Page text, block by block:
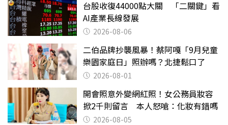
台股收復44000點大關 「二關鍵」看
AI產業長線發展
2026-08-06
二伯品牌抄襲風暴！蔡阿嘎「9月兒童
樂園家庭日」照辦嗎？北捷鬆口了
2026-08-01
開會照意外變網紅照！女公務員妝容
掀2千則留言 本人怒嗆：化妝有錯嗎
2026-08-05